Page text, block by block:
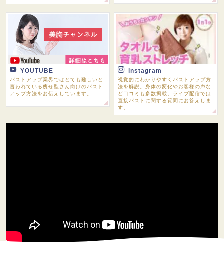
YOUTUBE
バストアップ業界ではとても難しいと
言われている痩せ型さん向けのバスト
アップ方法をお伝えしています。
instagram
視覚的にわかりやすくバストアップ方
法を解説。身体の変化やお客様の声な
ど口コミも多数掲載。ライブ配信では
直接バストに関する質問にお答えしま
す。